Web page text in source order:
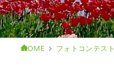
HOME フォトコンテスト